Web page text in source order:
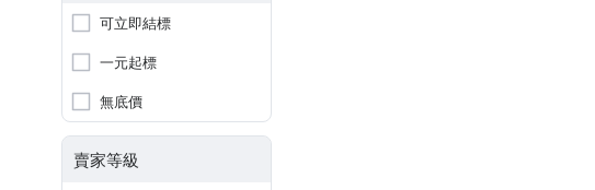
可立即結標
一元起標
無底價
賣家等級